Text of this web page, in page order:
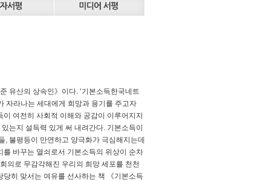
유산의 상속인》이다. ‘기본소득한국네트
자라나는 세대에게 희망과 용기를 주고자
여전히 사회적 이해와 공감이 이루어지지
는지 설득력 있게 써 내려간다. 기본소득이
불평등이 만연하고 양극화가 극심해지는데
바꾸는 열쇠로서 기본소득의 위상이 순차
의로 무감각해진 우리의 희망 세포를 천천
히 맞서는 여유를 선사하는 책 《기본소득